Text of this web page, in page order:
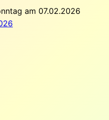
am 07.02.2026